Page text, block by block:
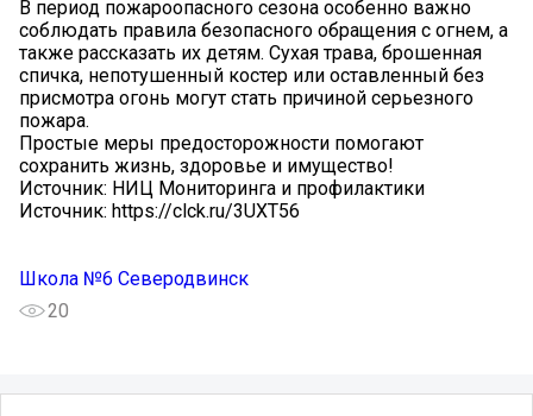
В период пожароопасного сезона особенно важно
соблюдать правила безопасного обращения с огнем, а
также рассказать их детям. Сухая трава, брошенная
спичка, непотушенный костер или оставленный без
присмотра огонь могут стать причиной серьезного
пожара.
Простые меры предосторожности помогают
сохранить жизнь, здоровье и имущество!
Источник: НИЦ Мониторинга и профилактики
Источник: https://clck.ru/3UXT56
Школа №6 Северодвинск
20